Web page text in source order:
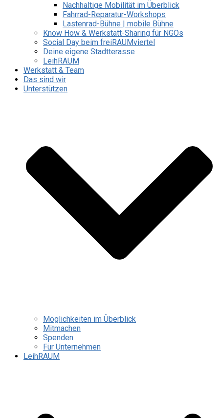
Nachhaltige Mobilität im Überblick
Fahrrad-Reparatur-Workshops
Lastenrad-Bühne | mobile Bühne
Know How & Werkstatt-Sharing für NGOs
Social Day beim freiRAUMviertel
Deine eigene Stadtterasse
LeihRAUM
Werkstatt & Team
Das sind wir
Unterstützen
Möglichkeiten im Überblick
Mitmachen
Spenden
Für Unternehmen
LeihRAUM